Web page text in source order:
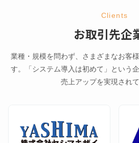
Clients
お取引先企
業種・規模を問わず、さまざまなお客
す。
「システム導入は初めて」という
売上アップを実現されて